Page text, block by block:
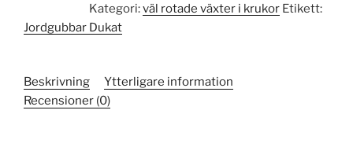
st.
Kategori:väl rotade växter i krukor Etikett:
Jordgubbar Dukat
Beskrivning
Ytterligare information
Recensioner (0)